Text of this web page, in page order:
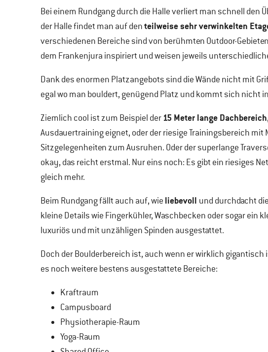
Bei einem Rundgang durch die Halle verliert man schnell den
der Halle findet man auf denteilweise sehr verwinkelten
verschiedenen Bereiche sind von berühmten Outdoor-
dem Frankenjura inspiriert und weisen jeweils
Dank des enormen Platzangebots sind die Wände nicht mit
egal wo man bouldert, genügend Platz und kommt sich nicht
Ziemlich cool ist zum Beispiel der15 Meter lange Dachbereich
Ausdauertraining eignet, oder der riesige Trainingsbereich
Sitzgelegenheiten zum Ausruhen. Oder der superlange
okay, das reicht erstmal. Nur eins noch: Es gibt ein riesiges
gleich mehr.
Beim Rundgang fällt auch auf, wie liebevoll und durchdacht
kleine Details wie Fingerkühler, Waschbecken oder sogar ein
luxuriös und mit unzähligen Spinden ausgestattet.
Doch der Boulderbereich ist, auch wenn er wirklich gigantisch
es noch weitere bestens ausgestattete Bereiche:
Kraftraum
Campusboard
Physiotherapie-Raum
Yoga-Raum